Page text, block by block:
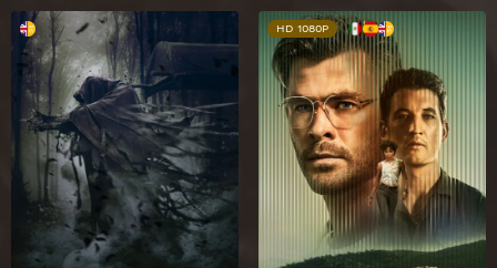
HD 1080P